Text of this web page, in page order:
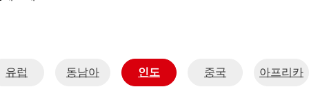
유럽 동남아 인도 중국 아프리카